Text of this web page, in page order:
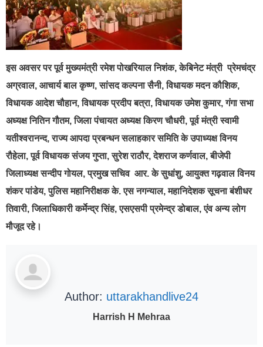
इस अवसर पर पूर्व मुख्यमंत्री रमेश पोखरियाल निशंक, केबिनेट मंत्री प्रेमचंद्र
अग्रवाल, आचार्य बाल कृष्ण, सांसद कल्पना सैनी, विधायक मदन कौशिक,
विधायक आदेश चौहान, विधायक प्रदीप बत्रा, विधायक उमेश कुमार, गंगा सभा
अध्यक्ष नितिन गौतम, जिला पंचायत अध्यक्ष किरण चौधरी, पूर्व मंत्री स्वामी
यतीश्वरानन्द, राज्य आपदा प्रबन्धन सलाहकार समिति के उपाध्यक्ष विनय
रौहेला, पूर्व विधायक संजय गुप्ता, सुरेश राठौर, देशराज कर्णवाल, बीजेपी
जिलाध्यक्ष सन्दीप गोयल, प्रमुख सचिव आर. के सुधांशु, आयुक्त गढ़वाल विनय
शंकर पांडेय, पुलिस महानिरीक्षक के. एस नगन्याल, महानिदेशक सूचना बंशीधर
तिवारी, जिलाधिकारी कर्मेन्द्र सिंह, एसएसपी प्रमेन्द्र डोबाल, एंव अन्य लोग
मौजूद रहे।
Author: uttarakhandlive24
Harrish H Mehraa